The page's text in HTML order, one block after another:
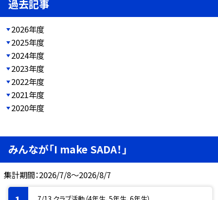
過去記事
2026年度
2025年度
2024年度
2023年度
2022年度
2021年度
2020年度
みんなが「I make SADA！」
集計期間：2026/7/8～2026/8/7